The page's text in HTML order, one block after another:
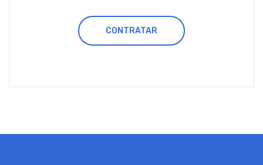
CONTRATAR